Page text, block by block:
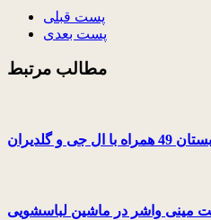
پست قبلی
پست بعدی
مطالب مرتبط
جی و گلدیران